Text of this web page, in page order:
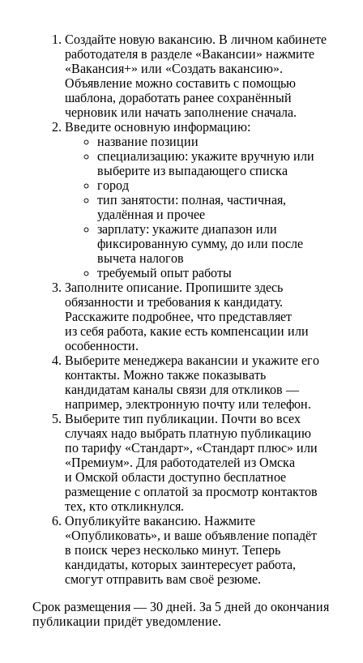
Создайте новую вакансию. В личном кабинете
работодателя в разделе «Вакансии» нажмите
«Вакансия+» или «Создать вакансию».
Объявление можно составить с помощью
шаблона, доработать ранее сохранённый
черновик или начать заполнение сначала.
Введите основную информацию:
название позиции
специализацию: укажите вручную или
выберите из выпадающего списка
город
тип занятости: полная, частичная,
удалённая и прочее
зарплату: укажите диапазон или
фиксированную сумму, до или после
вычета налогов
требуемый опыт работы
Заполните описание. Пропишите здесь
обязанности и требования к кандидату.
Расскажите подробнее, что представляет
из себя работа, какие есть компенсации или
особенности.
Выберите менеджера вакансии и укажите его
контакты. Можно также показывать
кандидатам каналы связи для откликов —
например, электронную почту или телефон.
Выберите тип публикации. Почти во всех
случаях надо выбрать платную публикацию
по тарифу «Стандарт», «Стандарт плюс» или
«Премиум». Для работодателей из Омска
и Омской области доступно бесплатное
размещение с оплатой за просмотр контактов
тех, кто откликнулся.
Опубликуйте вакансию. Нажмите
«Опубликовать», и ваше объявление попадёт
в поиск через несколько минут. Теперь
кандидаты, которых заинтересует работа,
смогут отправить вам своё резюме.
Срок размещения — 30 дней. За 5 дней до окончания
публикации придёт уведомление.